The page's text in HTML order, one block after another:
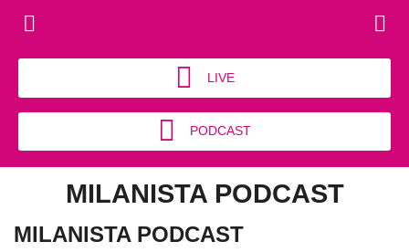
LIVE
PODCAST
MILANISTA PODCAST
MILANISTA PODCAST